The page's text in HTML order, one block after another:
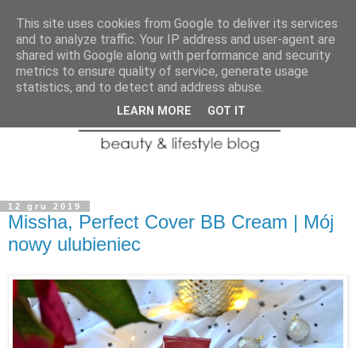
12 gru 2019
Missha, Perfect Cover BB Cream | Mój
nowy ulubieniec
This site uses cookies from Google to deliver its services
and to analyze traffic. Your IP address and user-agent are
shared with Google along with performance and security
metrics to ensure quality of service, generate usage
statistics, and to detect and address abuse.
LEARN MORE GOT IT